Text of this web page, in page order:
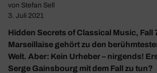
von Stefan Sell
3. Juli 2021
Hidden Secrets of Classical Music, Fall
Marseillaise gehört zu den
Welt. Aber: Kein Urheber – nirgends!
Serge Gainsbourg mit dem Fall zu tun?